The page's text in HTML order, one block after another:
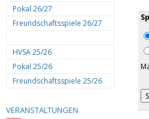
Pokal 26/27
Freundschaftsspiele 26/27
HVSA 25/26
Pokal 25/26
Freundschaftsspiele 25/26
VERANSTALTUNGEN